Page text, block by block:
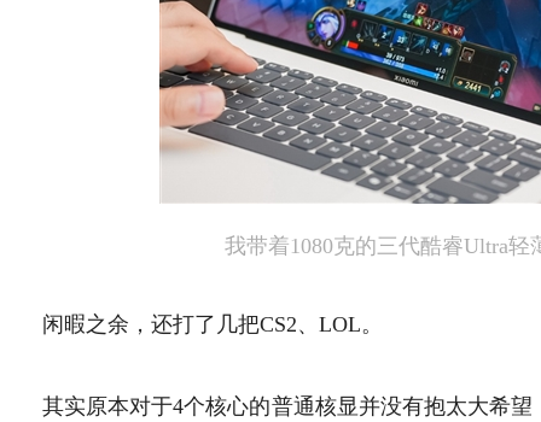
我带着1080克的三代酷睿Ultra
闲暇之余，还打了几把CS2、LOL。
其实原本对于4个核心的普通核显并没有抱太大希